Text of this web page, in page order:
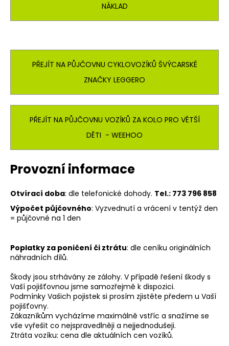
NÁKLAD
PŘEJÍT NA PŮJČOVNU CYKLOVOZÍKŮ ŠVÝCARSKÉ
ZNAČKY LEGGERO
PŘEJÍT NA PŮJČOVNU VOZÍKŮ ZA KOLO PRO VĚTŠÍ
DĚTI - WEEHOO
Provozní informace
Otvírací doba: dle telefonické dohody. Tel.: 773 796 858
Výpočet půjčovného: Vyzvednutí a vrácení v tentýž den
= půjčovné na 1 den
Poplatky za poničení či ztrátu: dle ceníku originálních
náhradních dílů.
Škody jsou strhávány ze zálohy. V případě řešení škody s
Vaší pojišťovnou jsme samozřejmě k dispozici.
Podmínky Vašich pojistek si prosím zjistěte předem u Vaší
pojišťovny.
Zákazníkům vycházíme maximálně vstříc a snažíme se
vše vyřešit co nejspravedlněji a nejjednodušeji.
Ztráta vozíku: cena dle aktuálních cen vozíků.